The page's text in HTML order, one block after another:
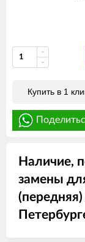
Купить в 1
Наличие,
замены